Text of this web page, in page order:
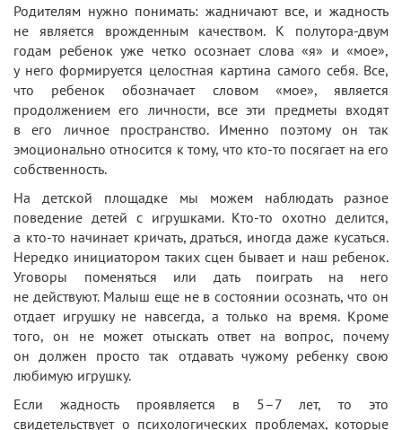
Родителям нужно понимать: жадничают все, и жадность
не является врожденным качеством. К полутора-двум
годам ребенок уже четко осознает слова «я» и «мое»,
у него формируется целостная картина самого себя. Все,
что ребенок обозначает словом «мое», является
продолжением его личности, все эти предметы входят
в его личное пространство. Именно поэтому он так
эмоционально относится к тому, что кто-то посягает на его
собственность.
На детской площадке мы можем наблюдать разное
поведение детей с игрушками. Кто-то охотно делится,
а кто-то начинает кричать, драться, иногда даже кусаться.
Нередко инициатором таких сцен бывает и наш ребенок.
Уговоры поменяться или дать поиграть на него
не действуют. Малыш еще не в состоянии осознать, что он
отдает игрушку не навсегда, а только на время. Кроме
того, он не может отыскать ответ на вопрос, почему
он должен просто так отдавать чужому ребенку свою
любимую игрушку.
Если жадность проявляется в 5–7 лет, то это
свидетельствует о психологических проблемах, которые